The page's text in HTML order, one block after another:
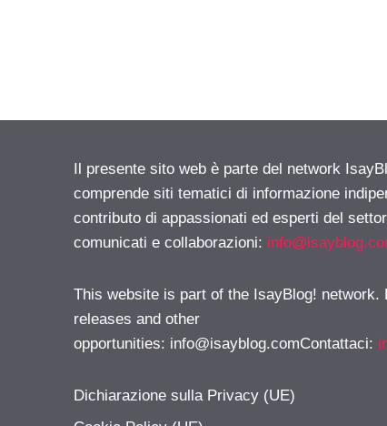
Il presente sito web è parte del network
comprende siti tematici di informazione
contributo di appassionati ed esperti del
comunicati e collaborazioni:
This website is part of the IsayBlog! network.
releases and other
opportunities: info@isayblog.comContattaci:
Dichiarazione sulla Privacy (UE)